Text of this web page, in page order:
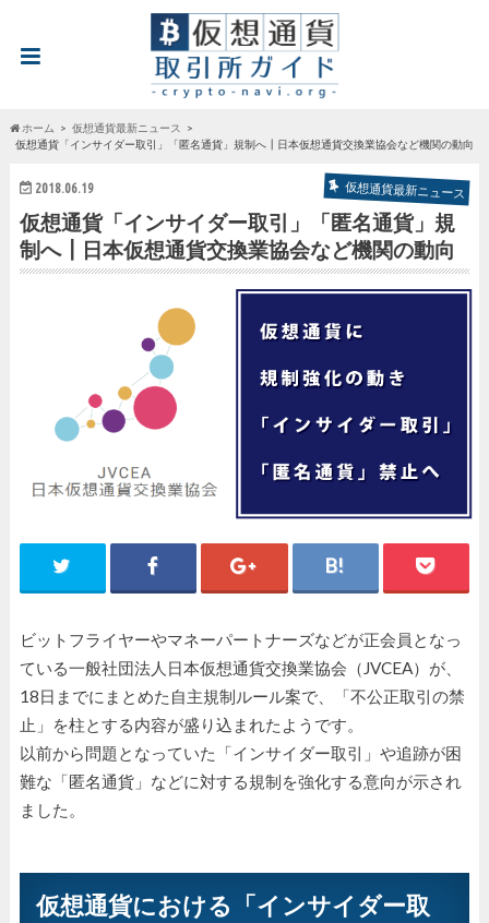
ホーム
仮想通貨最新ニュース
仮想通貨「インサイダー取引」「匿名通貨」規制へ┃日本仮想通貨交換業協会など機関の動向
2018.06.19 仮想通貨最新ニュース
仮想通貨「インサイダー取引」「匿名通貨」規
制へ┃日本仮想通貨交換業協会など機関の動向
ビットフライヤーやマネーパートナーズなどが正会員となっ
ている一般社団法人日本仮想通貨交換業協会（JVCEA）が、
18日までにまとめた自主規制ルール案で、「不公正取引の禁
止」を柱とする内容が盛り込まれたようです。
以前から問題となっていた「インサイダー取引」や追跡が困
難な「匿名通貨」などに対する規制を強化する意向が示され
ました。
仮想通貨における「インサイダー取